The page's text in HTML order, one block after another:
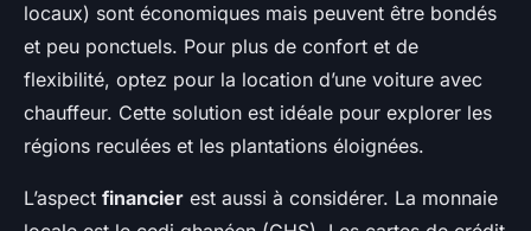
locaux) sont économiques mais peuvent être bondés
et peu ponctuels. Pour plus de confort et de
flexibilité, optez pour la location d’une voiture avec
chauffeur. Cette solution est idéale pour explorer les
régions reculées et les plantations éloignées.
L’aspect financier est aussi à considérer. La monnaie